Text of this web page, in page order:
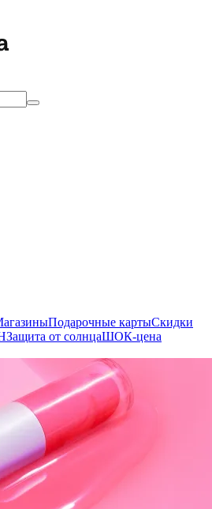
Подарочные картыСкидки
Защита от солнцаШОК-цена